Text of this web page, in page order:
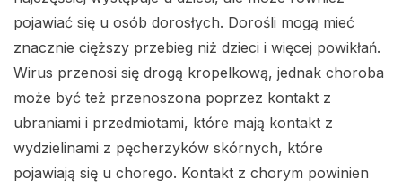
pojawiać się u osób dorosłych. Dorośli mogą mieć
znacznie cięższy przebieg niż dzieci i więcej powikłań.
Wirus przenosi się drogą kropelkową, jednak choroba
może być też przenoszona poprzez kontakt z
ubraniami i przedmiotami, które mają kontakt z
wydzielinami z pęcherzyków skórnych, które
pojawiają się u chorego. Kontakt z chorym powinien